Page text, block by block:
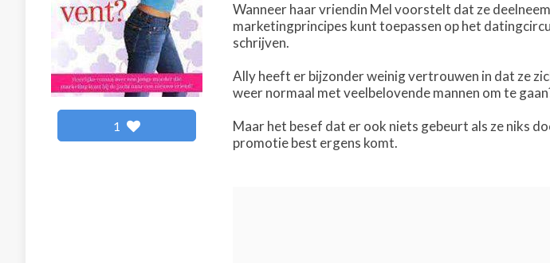
1
Wanneer haar vriendin Mel voorstelt dat ze
marketingprincipes kunt toepassen op het
schrijven.
Ally heeft er bijzonder weinig vertrouwen in dat ze
weer normaal met veelbelovende mannen om te
Maar het besef dat er ook niets gebeurt als ze niks
promotie best ergens komt.